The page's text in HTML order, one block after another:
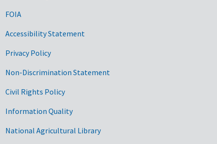
FOIA
Accessibility Statement
Privacy Policy
Non-Discrimination Statement
Civil Rights Policy
Information Quality
National Agricultural Library